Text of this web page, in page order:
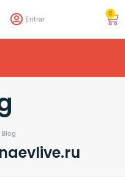
Entrar
0
Blog